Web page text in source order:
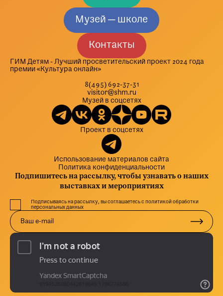
Музей — школе
Контакты
ГИМ Детям - Лучший просветительский проект 2024 года
премии «Культура онлайн»
8(495) 692-37-31
visitor@shm.ru
Музей в соцсетях
Проект в соцсетях
Использование материалов сайта
Политика конфиденциальности
Подпишитесь на рассылку, чтобы узнавать о наших
выставках и мероприятиях
Подписываясь на рассылку, вы соглашаетесь с политикой обработки
персональных данных